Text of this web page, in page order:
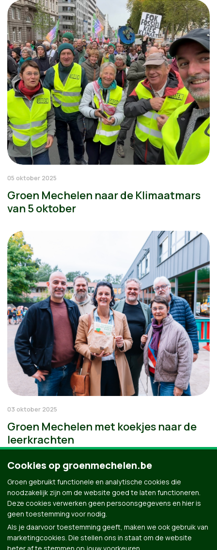
05 oktober 2025
Groen Mechelen naar de Klimaatmars
van 5 oktober
03 oktober 2025
Groen Mechelen met koekjes naar de
leerkrachten
Cookies op groenmechelen.be
Groen gebruikt functionele en analytische cookies die
noodzakelijk zijn om de website goed te laten functioneren.
Deze cookies verwerken geen persoonsgegevens en hier is
geen toestemming voor nodig.
Als je daarvoor toestemming geeft, maken we ook gebruik van
marketingcookies. Die stellen ons in staat om de website